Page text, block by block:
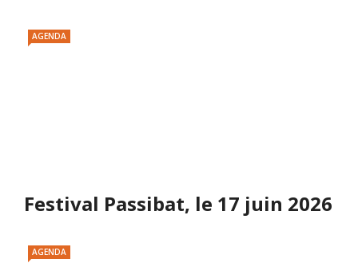
AGENDA
Festival Passibat, le 17 juin 2026
AGENDA